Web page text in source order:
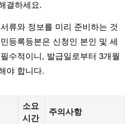
결하세요.
류와 정보를 미리 준비하는 것
등록등본은 신청인 본인 및 세
수적이니, 발급일로부터 3개월
야 합니다.
소요
시간
주의사항